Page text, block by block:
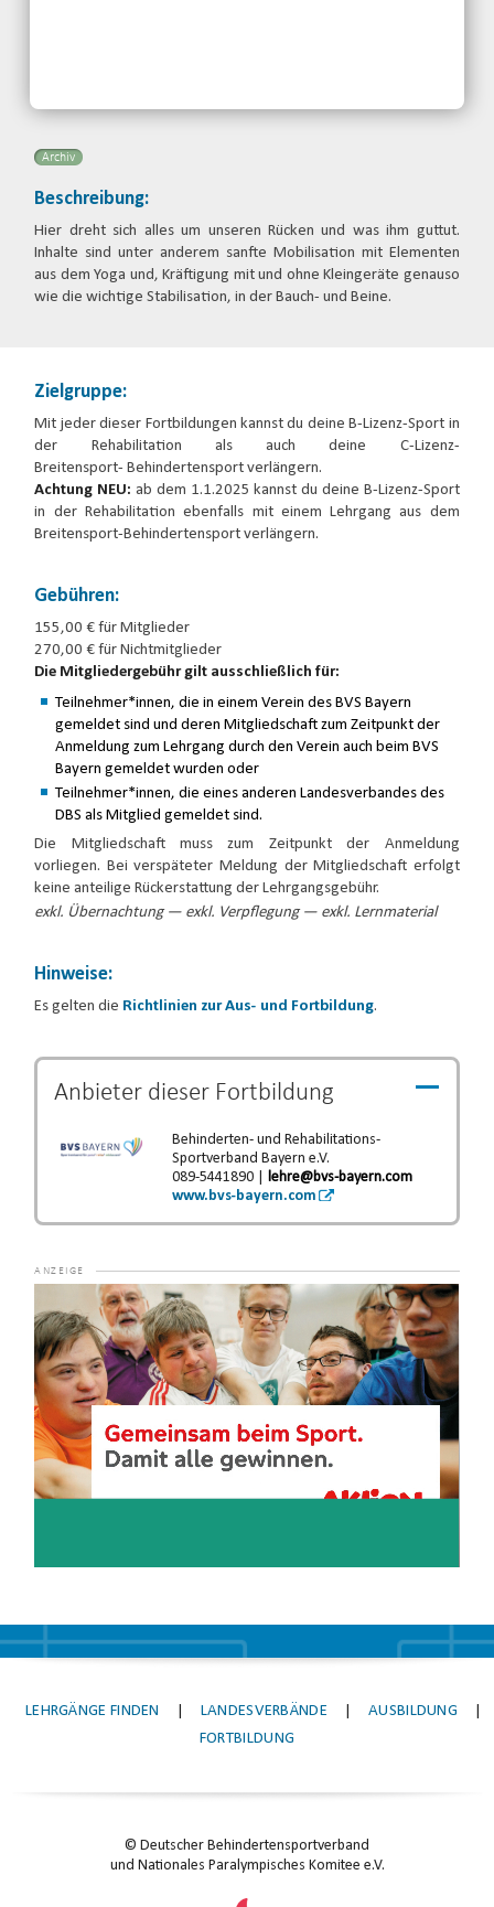
Archiv
Beschreibung:
Hier dreht sich alles um unseren Rücken und was ihm guttut.
Inhalte sind unter anderem sanfte Mobilisation mit Elementen
aus dem Yoga und, Kräftigung mit und ohne Kleingeräte genauso
wie die wichtige Stabilisation, in der Bauch- und Beine.
Zielgruppe:
Mit jeder dieser Fortbildungen kannst du deine B-Lizenz-Sport in
der Rehabilitation als auch deine C-Lizenz-
Breitensport- Behindertensport verlängern.
Achtung NEU: ab dem 1.1.2025 kannst du deine B-Lizenz-Sport
in der Rehabilitation ebenfalls mit einem Lehrgang aus dem
Breitensport-Behindertensport verlängern.
Gebühren:
155,00 € für Mitglieder
270,00 € für Nichtmitglieder
Die Mitgliedergebühr gilt ausschließlich für:
Teilnehmer*innen, die in einem Verein des BVS Bayern
gemeldet sind und deren Mitgliedschaft zum Zeitpunkt der
Anmeldung zum Lehrgang durch den Verein auch beim BVS
Bayern gemeldet wurden oder
Teilnehmer*innen, die eines anderen Landesverbandes des
DBS als Mitglied gemeldet sind.
Die Mitgliedschaft muss zum Zeitpunkt der Anmeldung
vorliegen. Bei verspäteter Meldung der Mitgliedschaft erfolgt
keine anteilige Rückerstattung der Lehrgangsgebühr.
exkl. Übernachtung — exkl. Verpflegung — exkl. Lernmaterial
Hinweise:
Es gelten die Richtlinien zur Aus- und Fortbildung.
Anbieter dieser Fortbildung
Behinderten- und Rehabilitations-
Sportverband Bayern e.V.
089-5441890 | lehre@bvs-bayern.com
www.bvs-bayern.com
Player
LEHRGÄNGE FINDEN LANDESVERBÄNDE AUSBILDUNG
FORTBILDUNG
© Deutscher Behindertensportverband
und Nationales Paralympisches Komitee e.V.